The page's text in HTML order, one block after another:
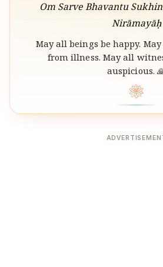
Om Sarve Bhavantu
Nirāmayāḥ
May all beings be happy.
from illness. May all
auspicious.
❀